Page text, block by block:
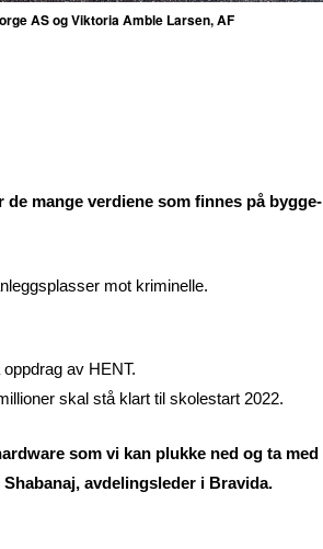
AS og Viktoria Amble Larsen, AF
mange verdiene som finnes på bygge-
mot kriminelle.
av HENT.
skal stå klart til skolestart 2022.
som vi kan plukke ned og ta med
avdelingsleder i Bravida.